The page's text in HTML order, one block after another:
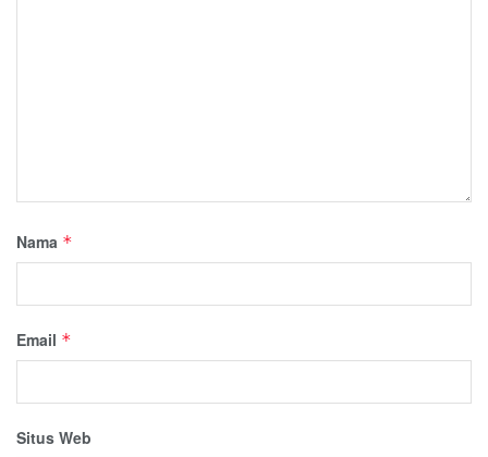
Nama *
Email *
Situs Web